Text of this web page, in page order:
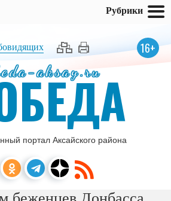
16+
aksay.ru
портал Аксайского района
Рубрики